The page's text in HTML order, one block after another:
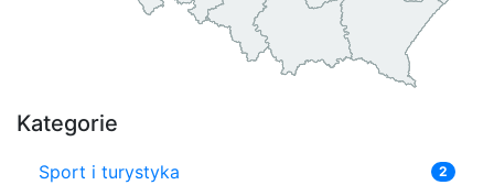
Kategorie
Sport i turystyka 2